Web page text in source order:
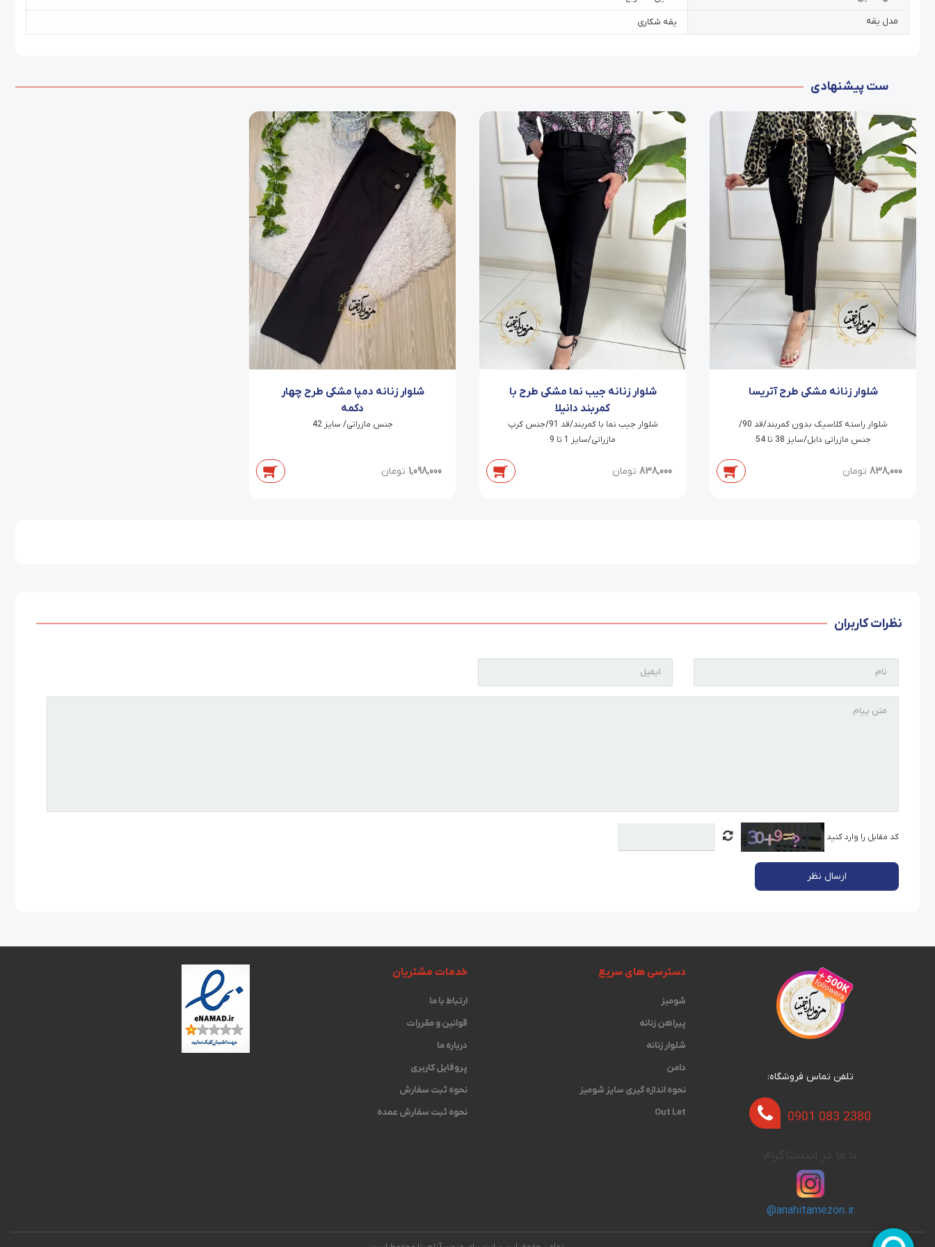
مدل یقه یقه شکاری
ست پیشنهادی
شلوار زنانه مشکی طرح آتریسا
شلوار راسته کلاسیک بدون کمربند/قد 90/
جنس مازراتی دابل/سایز 38 تا 54
838,000 تومان
شلوار زنانه جیب نما مشکی طرح با
کمربند دانیلا
شلوار جیب نما با کمربند/قد 91/جنس کرپ
مازراتی/سایز 1 تا 9
838,000 تومان
شلوار زنانه دمپا مشکی طرح چهار
دکمه
جنس مازراتی/ سایز 42
1,098,000 تومان
نظرات کاربران
کد مقابل را وارد کنید
ارسال نظر
تلفن تماس فروشگاه:
0901 083 2380
@anahitamezon.ir
دسترسی های سریع
شومیز
پیراهن زنانه
شلوار زنانه
دامن
نحوه اندازه گیری ‫سایز شومیز
Out Let
خدمات مشتریان
ارتباط با ما
قوانین و مقررات
درباره ما
پروفایل کاربری
نحوه ثبت سفارش
نحوه ثبت سفارش عمده